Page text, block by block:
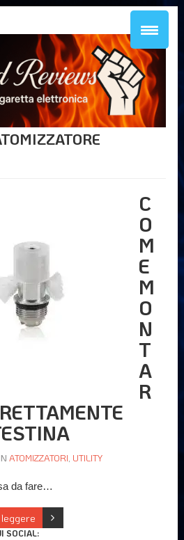
C
O
M
E
M
O
N
T
A
R
ATOMIZZATORI UTILITY
da fare…
SOCIAL: